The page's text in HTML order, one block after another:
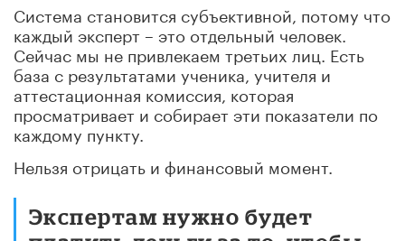
Система становится субъективной, потому что
каждый эксперт – это отдельный человек.
Сейчас мы не привлекаем третьих лиц. Есть
база с результатами ученика, учителя и
аттестационная комиссия, которая
просматривает и собирает эти показатели по
каждому пункту.
Нельзя отрицать и финансовый момент.
Экспертам нужно будет